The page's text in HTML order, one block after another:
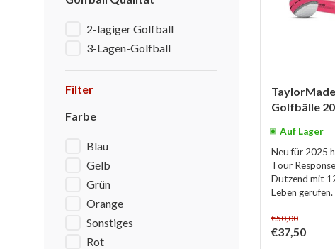
2-lagiger Golfball
3-Lagen-Golfball
Filter
Farbe
Blau
Gelb
Grün
Orange
Sonstiges
Rot
Golfbälle
Auf Lager
Neu für 2025
Tour
Dutzend mit
Leben
€50,00
€37,50